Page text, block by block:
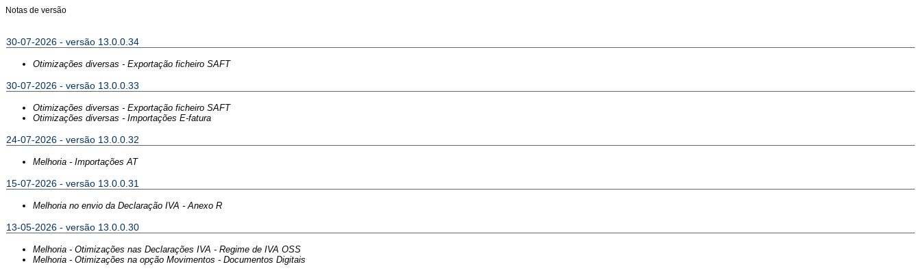
Notas de versão
30-07-2026 - versão 13.0.0.34
Otimizações diversas - Exportação ficheiro SAFT
30-07-2026 - versão 13.0.0.33
Otimizações diversas - Exportação ficheiro SAFT
Otimizações diversas - Importações E-fatura
24-07-2026 - versão 13.0.0.32
Melhoria - Importações AT
15-07-2026 - versão 13.0.0.31
Melhoria no envio da Declaração IVA - Anexo R
13-05-2026 - versão 13.0.0.30
Melhoria - Otimizações nas Declarações IVA - Regime de IVA OSS
Melhoria - Otimizações na opção Movimentos - Documentos Digitais